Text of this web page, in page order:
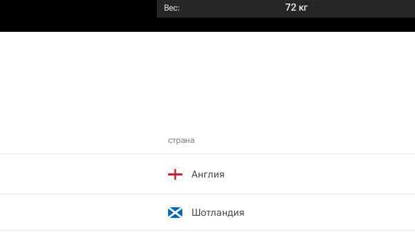
Вес: 72 кг
страна
Англия
Шотландия